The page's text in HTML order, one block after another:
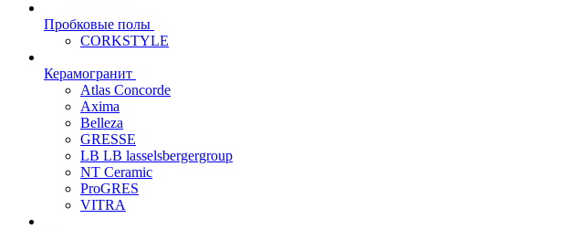
Пробковые полы
CORKSTYLE
Керамогранит
Atlas Concorde
Axima
Belleza
GRESSE
LB LB lasselsbergergroup
NT Ceramic
ProGRES
VITRA